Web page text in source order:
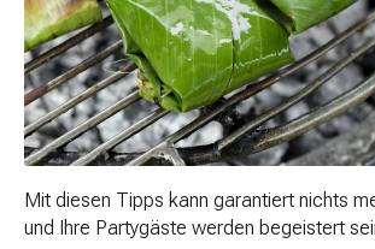
Mit diesen Tipps kann garantiert nichts
und Ihre Partygäste werden begeistert